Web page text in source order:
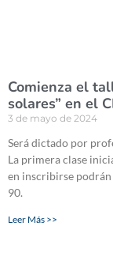
Comienza el
solares” en el
3 de mayo de 2024
Será dictado por
La primera clase
en inscribirse
90.
Leer Más >>